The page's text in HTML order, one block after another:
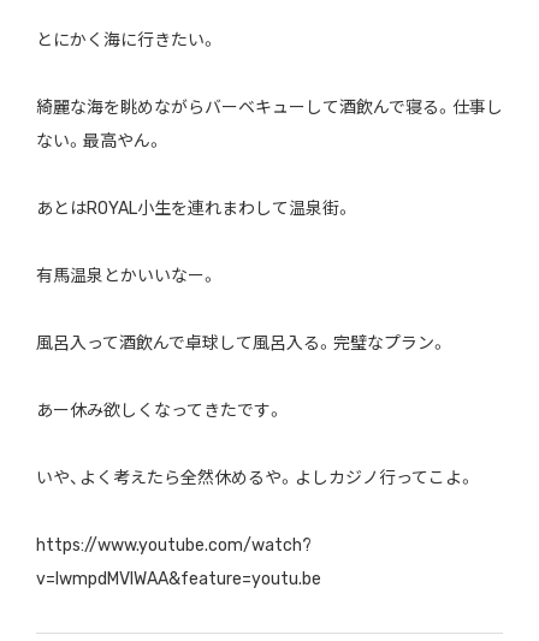
とにかく海に行きたい。
綺麗な海を眺めながらバーベキューして酒飲んで寝る。仕事し
ない。最高やん。
あとはROYAL小生を連れまわして温泉街。
有馬温泉とかいいなー。
風呂入って酒飲んで卓球して風呂入る。完璧なプラン。
あー休み欲しくなってきたです。
いや、よく考えたら全然休めるや。よしカジノ行ってこよ。
https://www.youtube.com/watch?
v=lwmpdMVIWAA&feature=youtu.be